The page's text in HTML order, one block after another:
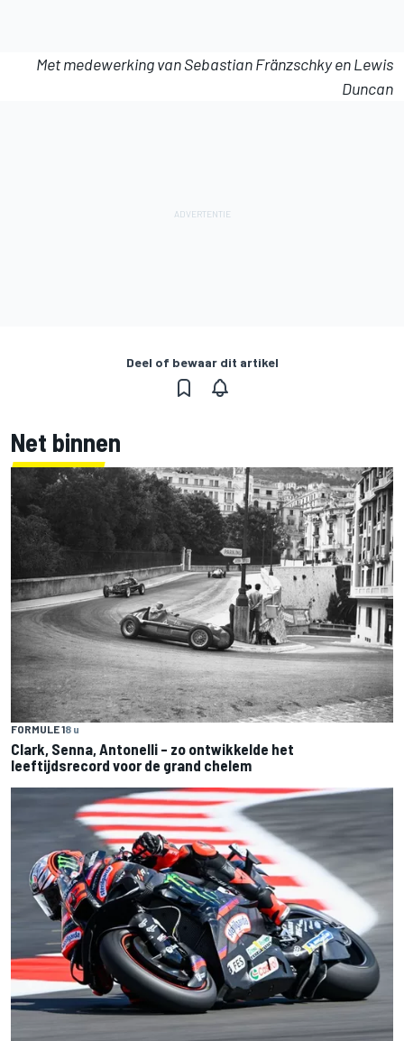
Met medewerking van Sebastian Fränzschky en Lewis
Duncan
Deel of bewaar dit artikel
Net binnen
FORMULE 18 u
Clark, Senna, Antonelli – zo ontwikkelde het
leeftijdsrecord voor de grand chelem